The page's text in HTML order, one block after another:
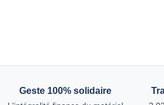
Geste 100% solidaire